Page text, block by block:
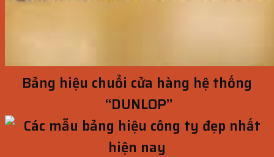
Bảng hiệu chuổi cửa hàng hệ thống
“DUNLOP”